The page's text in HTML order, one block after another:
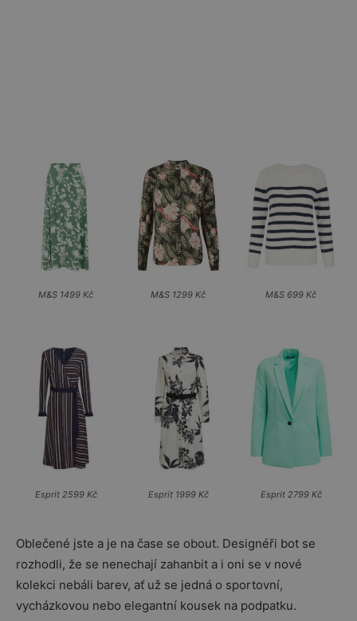
M&S 1499 Kč M&S 1299 Kč M&S 699 Kč
Esprit 2599 Kč Esprit 1999 Kč Esprit 2799 Kč
Oblečené jste a je na čase se obout. Designéři bot se
rozhodli, že se nenechají zahanbit a i oni se v nové
kolekci nebáli barev, ať už se jedná o sportovní,
vycházkovou nebo elegantní kousek na podpatku.